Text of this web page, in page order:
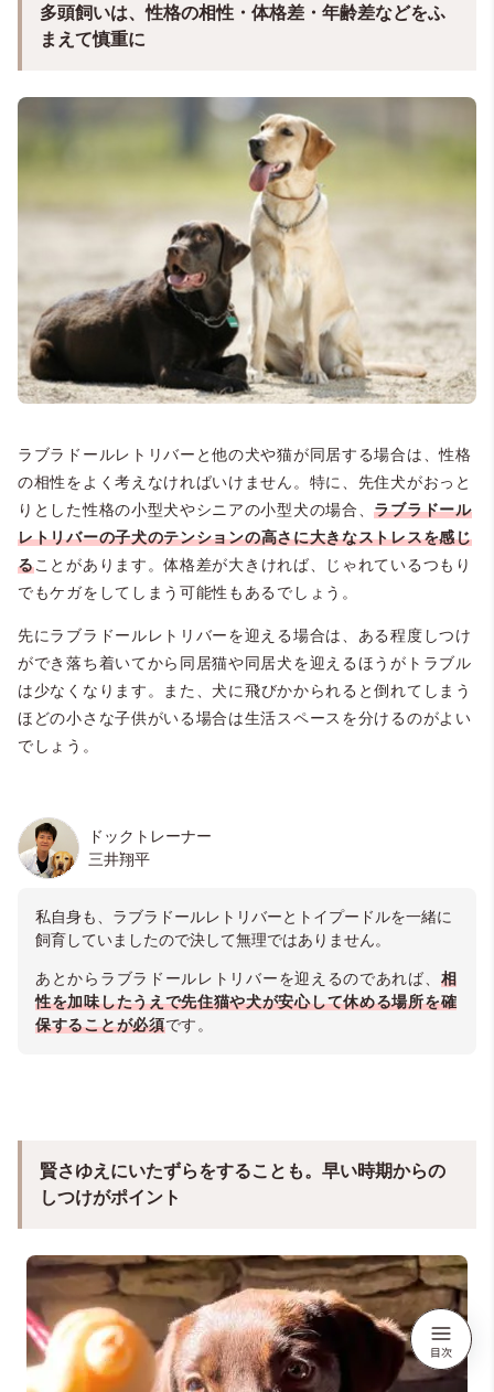
＠labs_bowshane_love（バウシェーン パパ）
多頭飼いは、性格の相性・体格差・年齢差などをふ
まえて慎重に
ラブラドールレトリバーと他の犬や猫が同居する場合は、性格
の相性をよく考えなければいけません。特に、先住犬がおっと
りとした性格の小型犬やシニアの小型犬の場合、ラブラドール
レトリバーの子犬のテンションの高さに大きなストレスを感じ
ることがあります。体格差が大きければ、じゃれているつもり
でもケガをしてしまう可能性もあるでしょう。
先にラブラドールレトリバーを迎える場合は、ある程度しつけ
ができ落ち着いてから同居猫や同居犬を迎えるほうがトラブル
は少なくなります。
また、犬に飛びかかられると倒れてしまう
ほどの小さな子供がいる場合は生活スペースを分けるのがよい
でしょう。
ドックトレーナー
三井翔平
私自身も、ラブラドールレトリバーとトイプードルを一緒に
飼育していましたので決して無理ではありません。
あ とからラブラドールレトリバーを迎えるのであれば、 相
性を加味したうえで先住猫や犬が安心して休める場所を確
保することが必須です。
賢さゆえにいたずらをすることも。早い時期からの
しつけがポイント